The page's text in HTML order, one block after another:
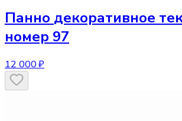
Панно декоративное
номер 97
12 000 ₽